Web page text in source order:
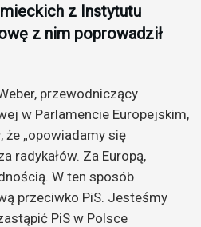
z Instytutu
z nim poprowadził
przewodniczący
w Parlamencie Europejskim,
że „opowiadamy się
radykałów. Za Europą,
W ten sposób
przeciwko PiS. Jesteśmy
PiS w Polsce